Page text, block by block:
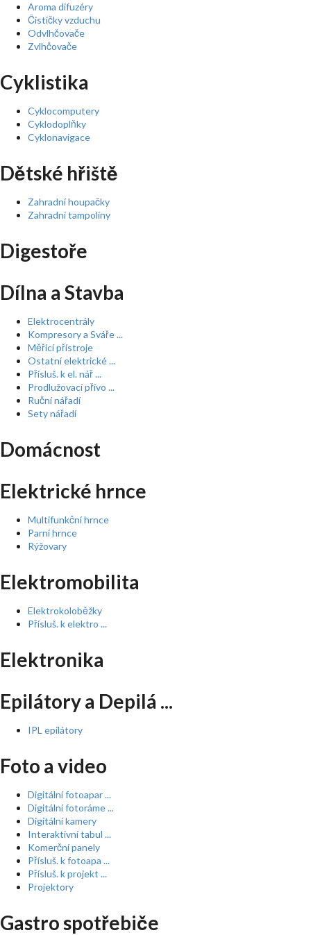
Aroma difuzéry
Čističky vzduchu
Odvlhčovače
Zvlhčovače
Cyklistika
Cyklocomputery
Cyklodoplňky
Cyklonavigace
Dětské hřiště
Zahradní houpačky
Zahradní tampolíny
Digestoře
Dílna a Stavba
Elektrocentrály
Kompresory a Sváře ...
Měřící přístroje
Ostatní elektrické ...
Přísluš. k el. nář ...
Prodlužovací přívo ...
Ruční nářadí
Sety nářadí
Domácnost
Elektrické hrnce
Multifunkční hrnce
Parní hrnce
Rýžovary
Elektromobilita
Elektrokoloběžky
Přísluš. k elektro ...
Elektronika
Epilátory a Depilá ...
IPL epilátory
Foto a video
Digitální fotoapar ...
Digitální fotoráme ...
Digitální kamery
Interaktivní tabul ...
Komerční panely
Přísluš. k fotoapa ...
Přísluš. k projekt ...
Projektory
Gastro spotřebiče